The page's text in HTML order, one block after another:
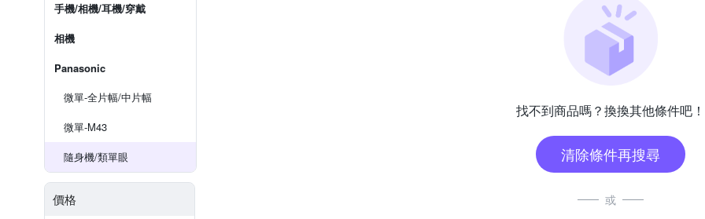
手機/相機/耳機/穿戴
相機
Panasonic
微單-全片幅/中片幅
微單-M43
隨身機/類單眼
價格
找不到商品嗎？換換其他條件吧！
清除條件再搜尋
或